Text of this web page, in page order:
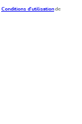
Conditions d'utilisationde